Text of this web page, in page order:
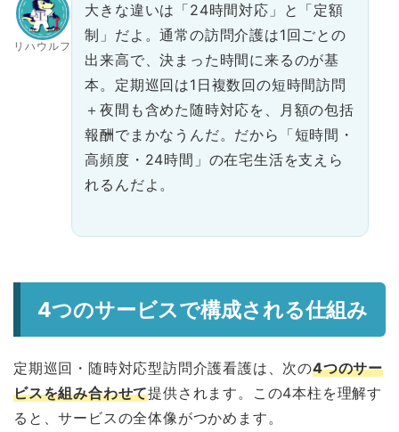
リハウルフ
大きな違いは「24時間対応」と「定額
制」だよ。通常の訪問介護は1回ごとの
出来高で、決まった時間に来るのが基
本。定期巡回は1日複数回の短時間訪問
＋夜間も含めた随時対応を、月額の包括
報酬でまかなうんだ。だから「短時間・
高頻度・24時間」の在宅生活を支えら
れるんだよ。
4つのサービスで構成される仕組み
定期巡回・随時対応型訪問介護看護は、次の4つのサー
ビスを組み合わせて提供されます。この4本柱を理解す
ると、サービスの全体像がつかめます。